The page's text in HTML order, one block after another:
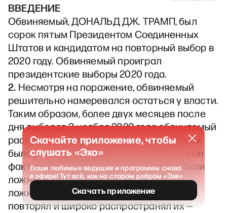
ВВЕДЕНИЕ
Обвиняемый, ДОНАЛЬД ДЖ. ТРАМП, был
сорок пятым Президентом Соединенных
Штатов и кандидатом на повторный выбор в
2020 году. Обвиняемый проиграл
президентские выборы 2020 года.
2. Несмотря на поражение, обвиняемый
решительно намеревался остаться у власти.
Таким образом, более двух месяцев после
дня выборов 3 ноября 2020 года обвиняемый
распространял ложь о том, что в выборах
было решающее мошенничество, и что он
фактически победил. Эти заявления были
ложными, и обвиняемый знал, что они
ложные. Однако обвиняемый все равно
повторял и широко распространял их —
Скачайте приложение, чтобы
слушать «Эхо»
Ваши любимые ведущие и программы снова
в эфире! Тут всё, как на старом добром «Эхе»
Скачать приложение